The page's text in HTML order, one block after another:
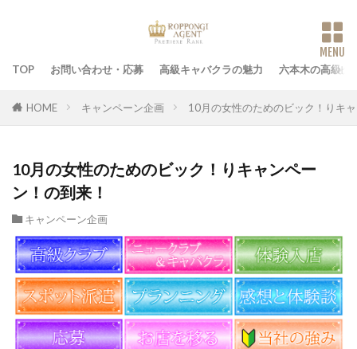
TOP お問い合わせ・応募 高級キャバクラの魅力 六本木の高級ク
HOME キャンペーン企画 10月の女性のためのビック！りキ
10月の女性のためのビック！りキャンペー
ン！の到来！
キャンペーン企画